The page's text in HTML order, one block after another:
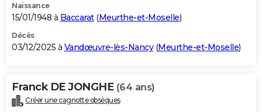
Naissance
15/01/1948 à Baccarat(Meurthe-et-Moselle)
Décès
03/12/2025 à Vandœuvre-lès-Nancy(Meurthe-et-Moselle)
Franck DE JONGHE (64 ans)
Créer une cagnotte obsèques